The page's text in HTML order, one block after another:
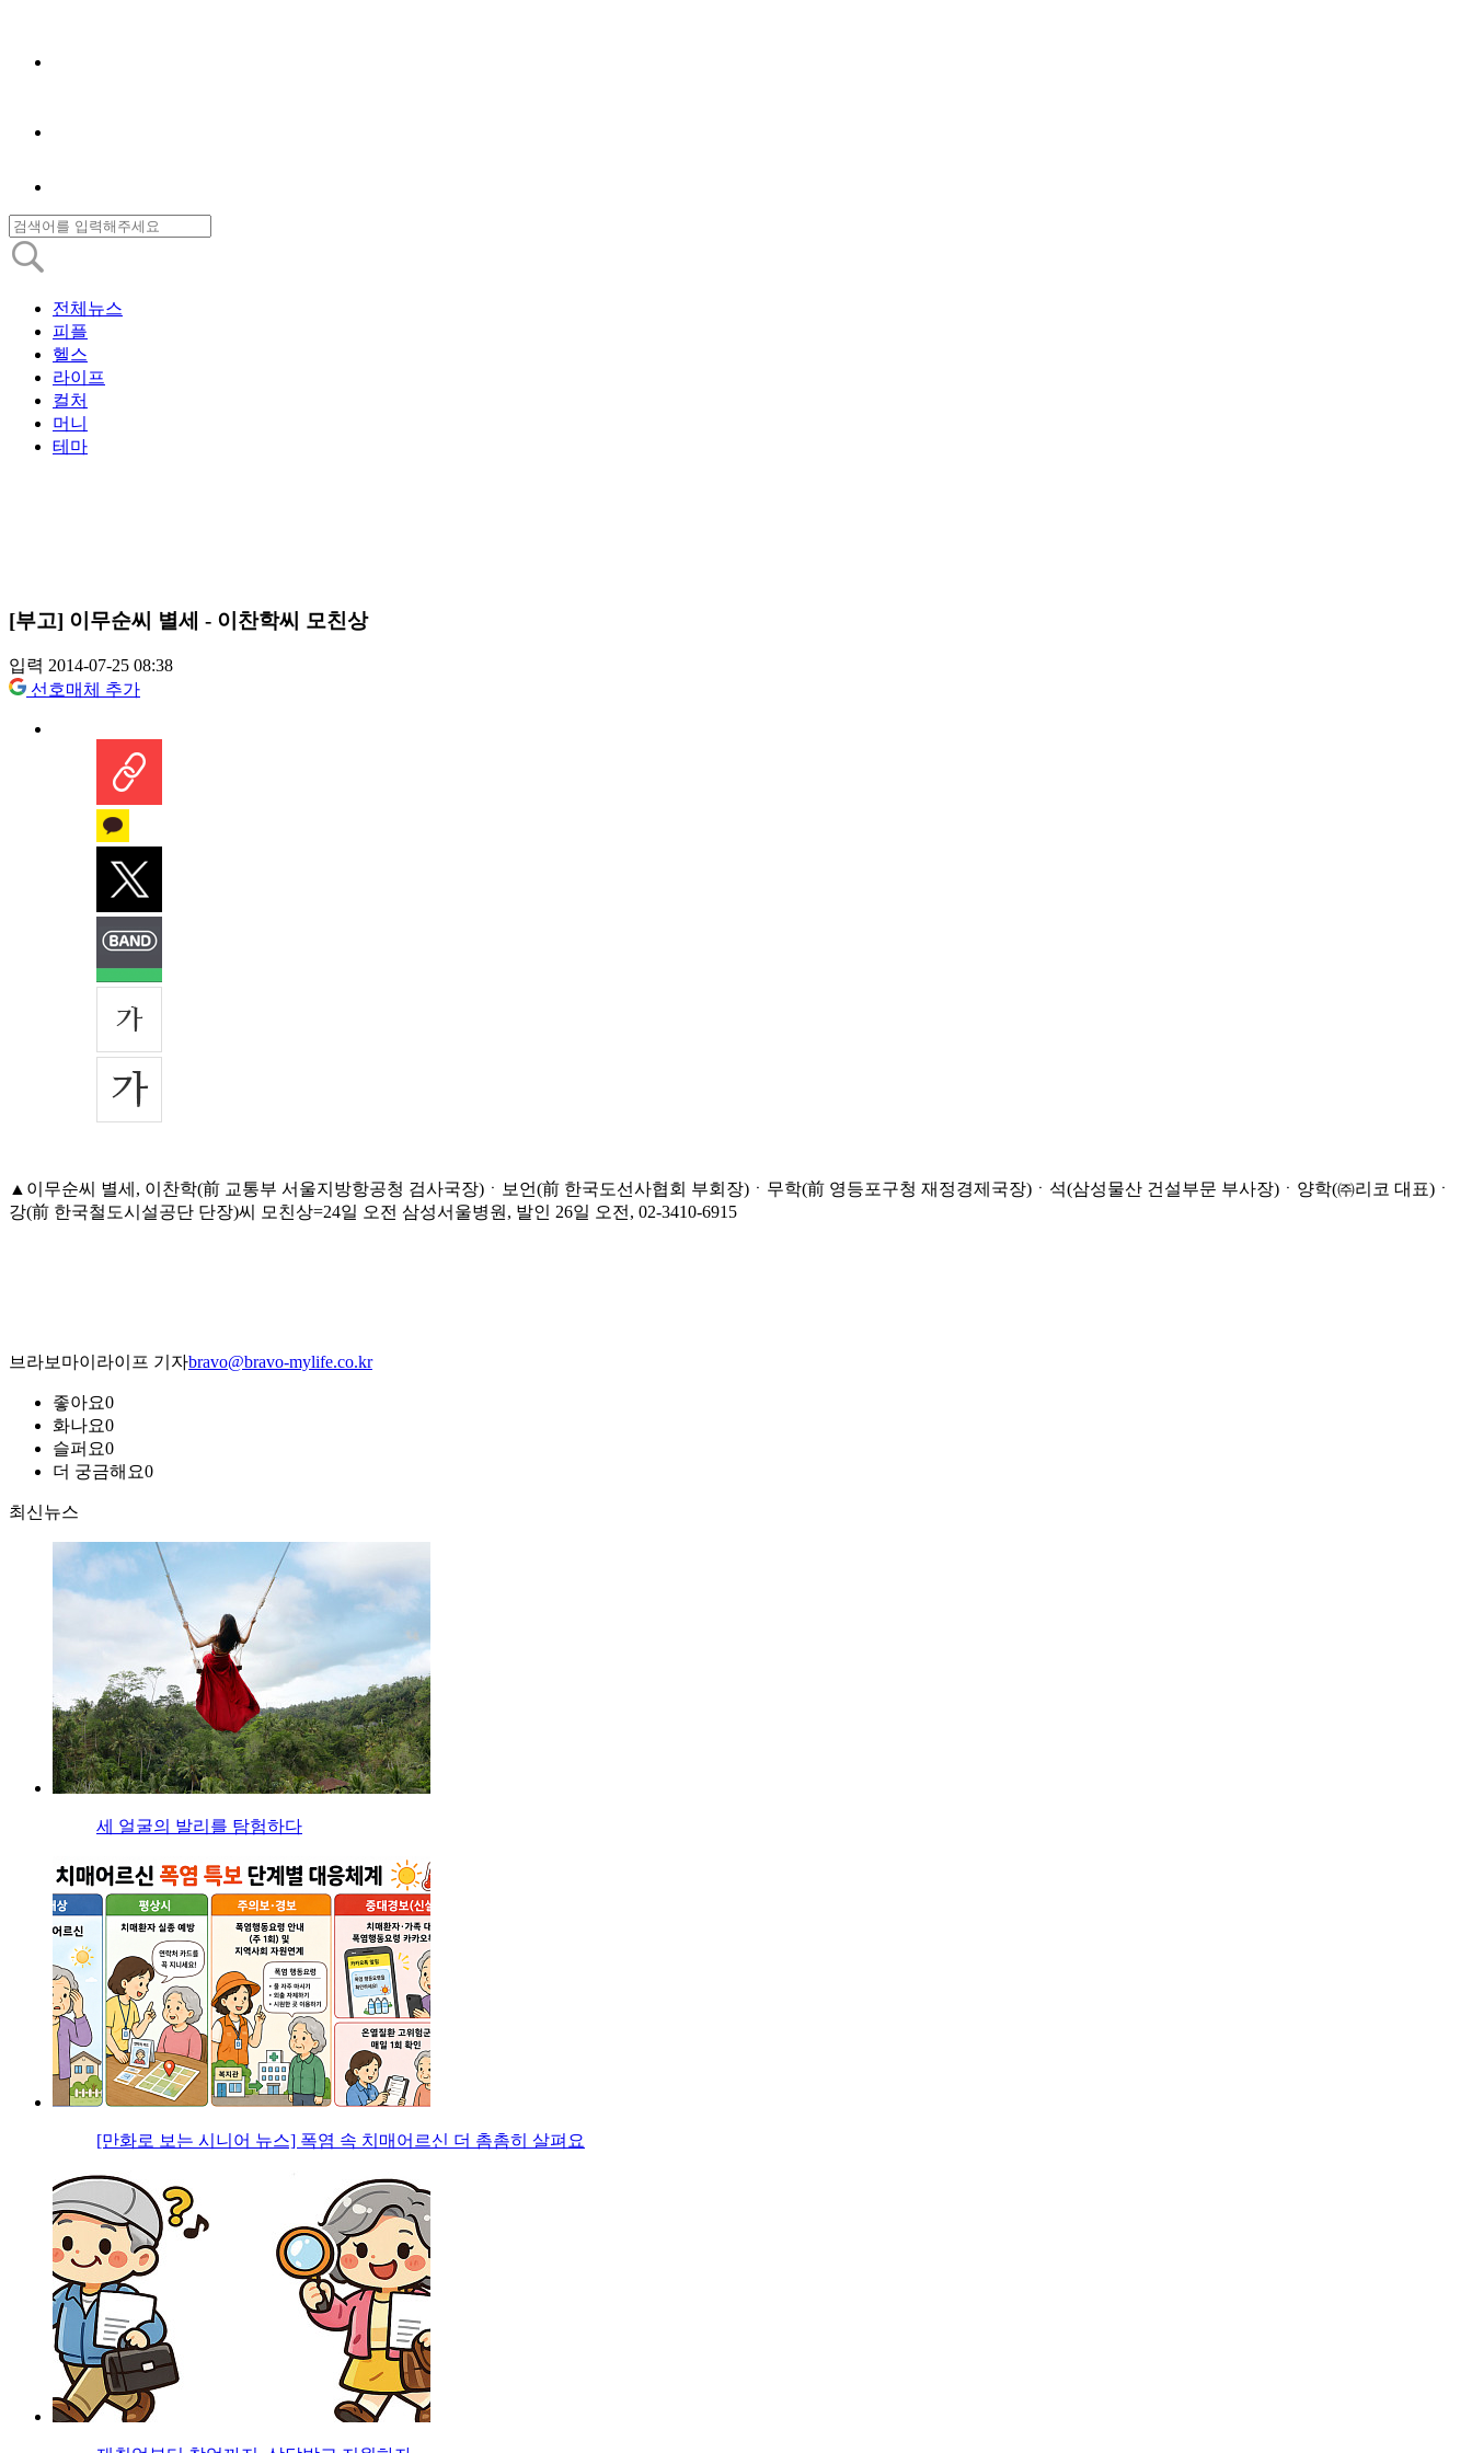
전체뉴스
피플
헬스
라이프
컬처
머니
테마
[부고] 이무순씨 별세 - 이찬학씨 모친상
입력 2014-07-25 08:38
선호매체 추가
▲이무순씨 별세, 이찬학(前 교통부 서울지방항공청 검사국장)ㆍ보언(前 한국도선사협회 부회장)ㆍ무학(前 영등포구청 재정경제국장)ㆍ석(삼성물산 건설부문 부사장)ㆍ양학(㈜리코 대표)ㆍ
강(前 한국철도시설공단 단장)씨 모친상=24일 오전 삼성서울병원, 발인 26일 오전, 02-3410-6915
브라보마이라이프 기자bravo@bravo-mylife.co.kr
좋아요0
화나요0
슬퍼요0
더 궁금해요0
최신뉴스
세 얼굴의 발리를 탐험하다
[만화로 보는 시니어 뉴스] 폭염 속 치매어르신 더 촘촘히 살펴요